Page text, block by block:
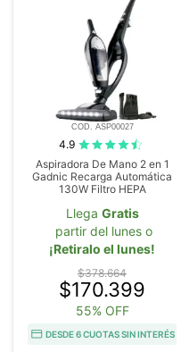
COD. ASP00027
4.9
Aspiradora De Mano 2 en 1
Gadnic Recarga Automática
130W Filtro HEPA
Llega Gratis
partir del lunes o
¡Retiralo el lunes!
$378.664
$170.399
55% OFF
DESDE 6 CUOTAS SIN INTERÉS